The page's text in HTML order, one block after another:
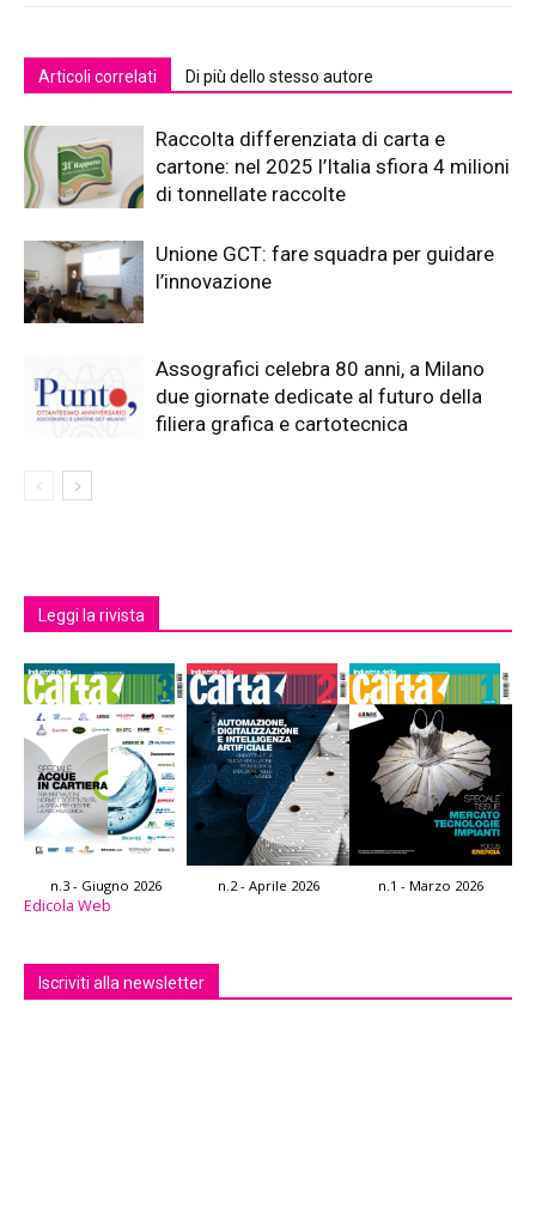
Articoli correlati Di più dello stesso autore
Raccolta differenziata di carta e
cartone: nel 2025 l’Italia sfiora 4 milioni
di tonnellate raccolte
Unione GCT: fare squadra per guidare
l’innovazione
Assografici celebra 80 anni, a Milano
due giornate dedicate al futuro della
filiera grafica e cartotecnica
Leggi la rivista
n.3 - Giugno 2026 n.2 - Aprile 2026 n.1 - Marzo 2026
Edicola Web
Iscriviti alla newsletter